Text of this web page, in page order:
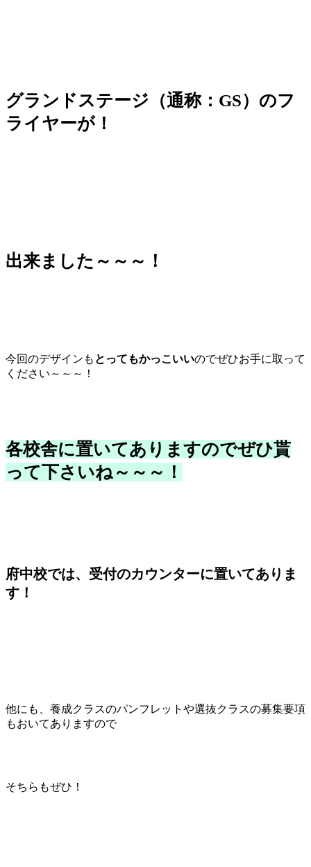
グランドステージ（通称：GS）のフ
ライヤーが！
出来ました～～～！
今回のデザインも とってもかっこいいのでぜひお手に取って
ください～～～！
各校舎に置いてありますのでぜひ貰
って下さいね～～～！
府中校では、受付のカウンターに置いてありま
す！
他にも、養成クラスのパンフレットや選抜クラスの募集要項
もおいてありますので
そちらもぜひ！